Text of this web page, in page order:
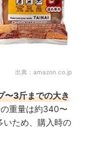
出典： amazon.co.jp
〜3斤までの大き
重量は約340〜
ため、購入時の